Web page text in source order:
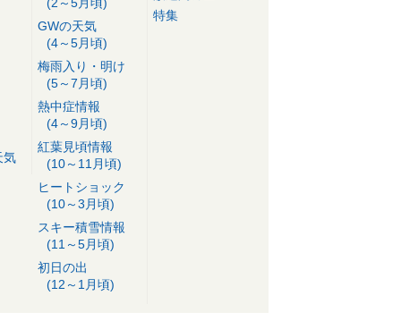
気
GWの天気
(4～5月頃)
梅雨入り・明け
(5～7月頃)
熱中症情報
(4～9月頃)
紅葉見頃情報
(10～11月頃)
ヒートショック
(10～3月頃)
スキー積雪情報
(11～5月頃)
初日の出
(12～1月頃)
特集